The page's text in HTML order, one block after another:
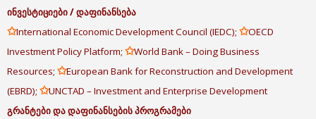
ინვესტიციები/დაფინანსება
✩International Economic Development Council (IEDC); ✩OECD
Investment Policy Platform; ✩World Bank – Doing Business
Resources; ✩European Bank for Reconstruction and Development
(EBRD); ✩UNCTAD – Investment and Enterprise Development
გრანტებიდადაფინანსებისპროგრამები